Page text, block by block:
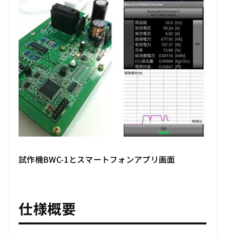
試作機BWC-1とスマートフォンアプリ画面
仕様概要